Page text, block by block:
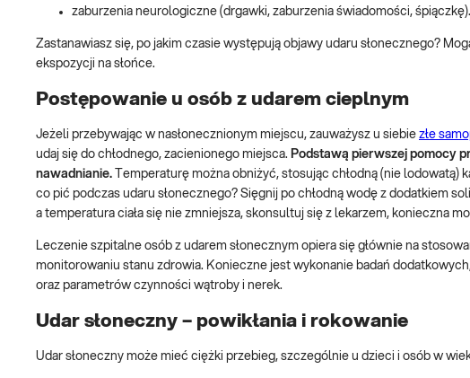
zaburzenia neurologiczne (drgawki, zaburzenia świadomości, śpiączkę).
Zastanawiasz się, po jakim czasie występują objawy udaru słonecznego?
ekspozycji na słońce.
Postępowanie u osób z udarem cieplnym
Jeżeli przebywając w nasłonecznionym miejscu, zauważysz u siebie złe
udaj się do chłodnego, zacienionego miejsca. Podstawą pierwszej pomocy
nawadnianie.
Temperaturę można obniżyć, stosując chłodną (nie
co pić podczas udaru słonecznego? Sięgnij po chłodną wodę z dodatkiem
a temperatura ciała się nie zmniejsza, skonsultuj się z lekarzem, konieczna
Leczenie szpitalne osób z udarem słonecznym opiera się głównie na
monitorowaniu stanu zdrowia. Konieczne jest wykonanie badań
oraz parametrów czynności wątroby i nerek.
Udar słoneczny – powikłania i rokowanie
Udar słoneczny może mieć ciężki przebieg, szczególnie u dzieci i osób w